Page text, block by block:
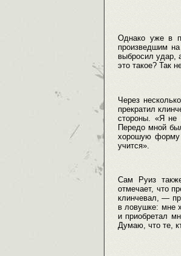
Однако уже в
произведшим
выбросил удар,
это такое? Так
Через
прекратил
стороны. «Я не
Передо мной
хорошую форму
учится».
Сам Руиз
отмечает, что
клинчевал, —
в ловушке: мне
и приобретал
Думаю, что те,